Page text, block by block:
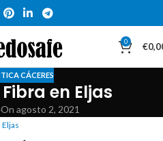
0 €
CÁCERES
en Eljas
On agosto 2, 2021
Eljas